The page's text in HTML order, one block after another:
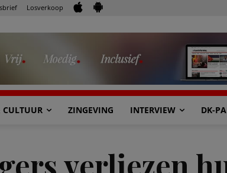
Losverkoop
CULTUUR ZINGEVING INTERVIEW DK-
verliezen